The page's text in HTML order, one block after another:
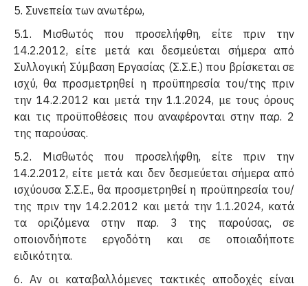
5. Συνεπεία των ανωτέρω,
5.1. Μισθωτός που προσελήφθη, είτε πριν την
14.2.2012, είτε μετά και δεσμεύεται σήμερα από
Συλλογική Σύμβαση Εργασίας (Σ.Σ.Ε.) που βρίσκεται σε
ισχύ, θα προσμετρηθεί η προϋπηρεσία του/της πριν
την 14.2.2012 και μετά την 1.1.2024, με τους όρους
και τις προϋποθέσεις που αναφέρονται στην παρ. 2
της παρούσας.
5.2. Μισθωτός που προσελήφθη, είτε πριν την
14.2.2012, είτε μετά και δεν δεσμεύεται σήμερα από
ισχύουσα Σ.Σ.Ε., θα προσμετρηθεί η προϋπηρεσία του/
της πριν την 14.2.2012 και μετά την 1.1.2024, κατά
τα οριζόμενα στην παρ. 3 της παρούσας, σε
οποιονδήποτε εργοδότη και σε οποιαδήποτε
ειδικότητα.
6. Αν οι καταβαλλόμενες τακτικές αποδοχές είναι